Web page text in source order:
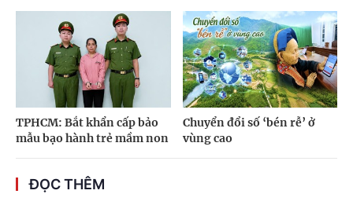
TPHCM: Bắt khẩn cấp bảo
mẫu bạo hành trẻ mầm non
Chuyển đổi số ‘bén rễ’ ở
vùng cao
ĐỌC THÊM